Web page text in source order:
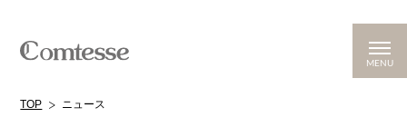
MENU
TOP ニュース